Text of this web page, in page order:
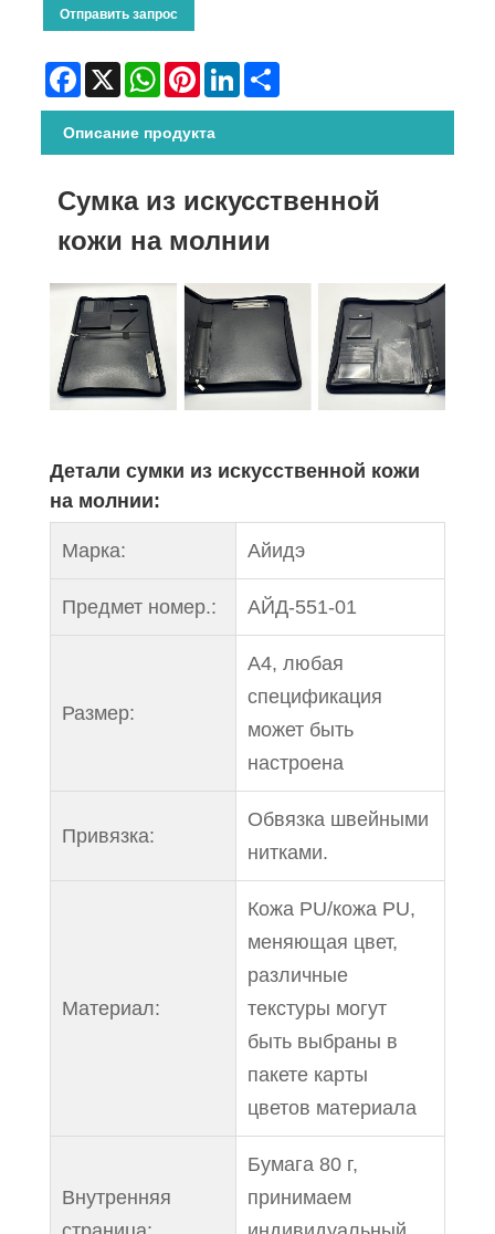
Отправить запрос
Facebook
X WhatsAppPinterestLinkedIn
Описание продукта
Сумка из искусственной
кожи на молнии
Детали сумки из искусственной кожи
на молнии:
Марка: Айидэ
Предмет номер.: АЙД-551-01
Размер:
A4, любая
спецификация
может быть
настроена
Привязка:
Обвязка швейными
нитками.
Материал:
Кожа PU/кожа PU,
меняющая цвет,
различные
текстуры могут
быть выбраны в
пакете карты
цветов материала
Внутренняя
Бумага 80 г,
принимаем